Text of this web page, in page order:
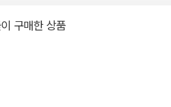
눈길이 필요하다. 1902년 액튼 경의 발의
리즈는 1966년 이 '캠브리지 중국사'로
다. 전통 제국 청이 붕괴하고 근대 국가의
들어서고 있는 시기를 다루는 이 10권과 1
두존 K. 페어뱅크를 비롯해 전 세계 중국
구매한 상품